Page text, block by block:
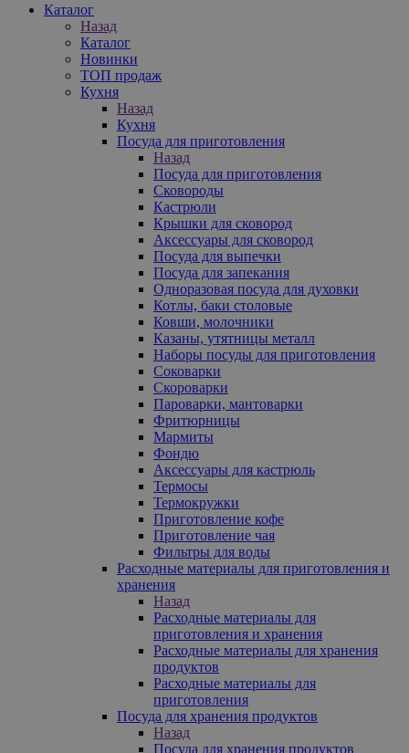
Каталог
Назад
Каталог
Новинки
ТОП продаж
Кухня
Назад
Кухня
Посуда для приготовления
Назад
Посуда для приготовления
Сковороды
Кастрюли
Крышки для сковород
Аксессуары для сковород
Посуда для выпечки
Посуда для запекания
Одноразовая посуда для духовки
Котлы, баки столовые
Ковши, молочники
Казаны, утятницы металл
Наборы посуды для приготовления
Соковарки
Скороварки
Пароварки, мантоварки
Фритюрницы
Мармиты
Фондю
Аксессуары для кастрюль
Термосы
Термокружки
Приготовление кофе
Приготовление чая
Фильтры для воды
Расходные материалы для приготовления и
хранения
Назад
Расходные материалы для
приготовления и хранения
Расходные материалы для хранения
продуктов
Расходные материалы для
приготовления
Посуда для хранения продуктов
Назад
Посуда для хранения продуктов